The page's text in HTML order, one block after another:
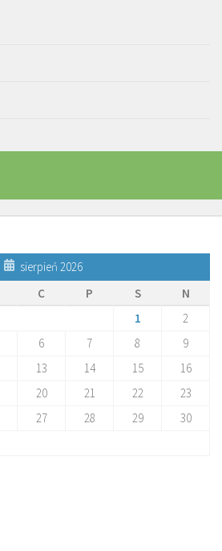
sierpień 2026
C P S
N
1
2
6 7 8
9
13 14 15
16
20 21 22
23
27 28 29
30